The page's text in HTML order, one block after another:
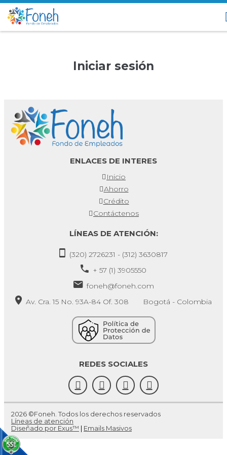
Iniciar sesión
ENLACES DE INTERES
Inicio
Ahorro
Crédito
Contáctenos
LÍNEAS DE ATENCIÓN:
(320) 2726231 - (312) 3630817
+ 57 (1) 3905550
foneh@foneh.com
Av. Cra. 15 No. 93A-84 Of. 308 Bogotá - Colombia
REDES SOCIALES
2026 ©Foneh. Todos los derechos reservados
Líneas de atención
Diseñado por Exus™ | Emails Masivos